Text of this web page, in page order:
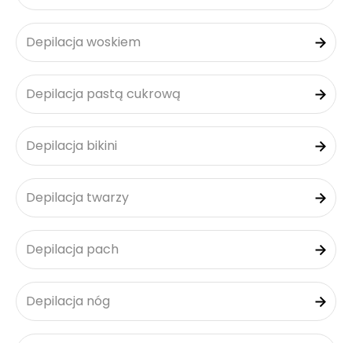
Depilacja woskiem
Depilacja pastą cukrową
Depilacja bikini
Depilacja twarzy
Depilacja pach
Depilacja nóg